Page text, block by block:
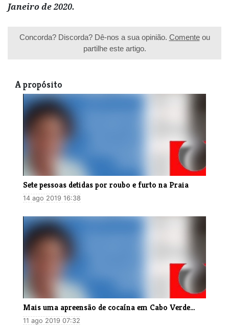
Janeiro de 2020.
Concorda? Discorda? Dê-nos a sua opinião. Comenteou
partilhe este artigo.
A propósito
Sete pessoas detidas por roubo e furto na Praia
14 ago 2019 16:38
Mais uma apreensão de cocaína em Cabo Verde…
11 ago 2019 07:32